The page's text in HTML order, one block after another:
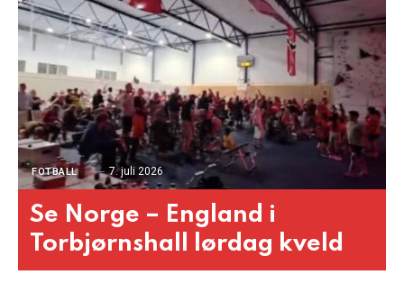
FOTBALL 7. juli 2026
Se Norge – England i
Torbjørnshall lørdag kveld